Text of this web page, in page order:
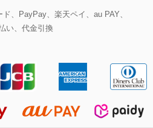
ン
、PayPay、楽天ペイ、au PAY、
い、代金引換